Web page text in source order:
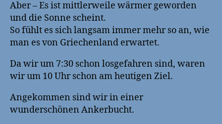
Aber – Es ist mittlerweile wärmer geworden
und die Sonne scheint.
So fühlt es sich langsam immer mehr so an, wie
man es von Griechenland erwartet.
Da wir um 7:30 schon losgefahren sind, waren
wir um 10 Uhr schon am heutigen Ziel.
Angekommen sind wir in einer
wunderschönen Ankerbucht.